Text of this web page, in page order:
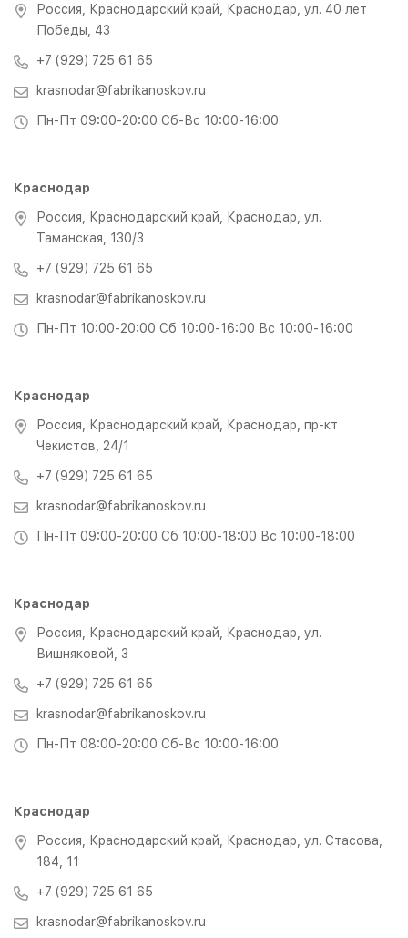
Россия, Краснодарский край, Краснодар, ул. 40 лет
Победы, 43
+7 (929) 725 61 65
krasnodar@fabrikanoskov.ru
Пн-Пт 09:00-20:00 Сб-Вс 10:00-16:00
Краснодар
Россия, Краснодарский край, Краснодар, ул.
Таманская, 130/3
+7 (929) 725 61 65
krasnodar@fabrikanoskov.ru
Пн-Пт 10:00-20:00 Сб 10:00-16:00 Вс 10:00-16:00
Краснодар
Россия, Краснодарский край, Краснодар, пр-кт
Чекистов, 24/1
+7 (929) 725 61 65
krasnodar@fabrikanoskov.ru
Пн-Пт 09:00-20:00 Сб 10:00-18:00 Вс 10:00-18:00
Краснодар
Россия, Краснодарский край, Краснодар, ул.
Вишняковой, 3
+7 (929) 725 61 65
krasnodar@fabrikanoskov.ru
Пн-Пт 08:00-20:00 Сб-Вс 10:00-16:00
Краснодар
Россия, Краснодарский край, Краснодар, ул. Стасова,
184, 11
+7 (929) 725 61 65
krasnodar@fabrikanoskov.ru